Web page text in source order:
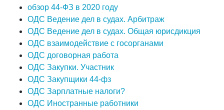
обзор 44-ФЗ в 2020 году
ОДС Ведение дел в судах. Арбитраж
ОДС Ведение дел в судах. Общая юрисдикция
ОДС взаимодействие с госорганами
ОДС договорная работа
ОДС Закупки. Участник
ОДС Закупщики 44-фз
ОДС Зарплатные налоги?
ОДС Иностранные работники